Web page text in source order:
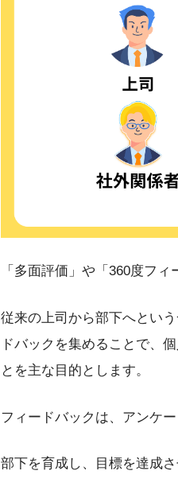
「多面評価」や「360度フ
従来の上司から部下へとい
ドバックを集めることで、
とを主な目的とします。
フィードバックは、アンケ
部下を育成し、目標を達成